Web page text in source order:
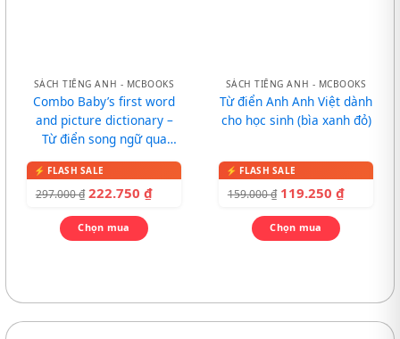
SÁCH TIẾNG ANH - MCBOOKS
Combo Baby’s first word
and picture dictionary –
Từ điển song ngữ qua
297.000₫ 222.750 ₫
Chọn mua
SÁCH TIẾNG ANH - MCBOOKS
Từ điển Anh Anh Việt dành
cho học sinh (bìa xanh đỏ)
159.000₫ 119.250 ₫
Chọn mua